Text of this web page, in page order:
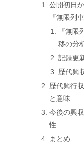
公開初日
『無限列
『無限
移の分
記録更
歴代興
歴代興行
と意味
今後の興
性
まとめ